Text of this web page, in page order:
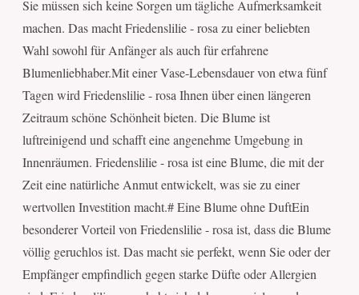
Sie müssen sich keine Sorgen um tägliche Aufmerksamkeit
machen. Das macht Friedenslilie - rosa zu einer beliebten
Wahl sowohl für Anfänger als auch für erfahrene
Blumenliebhaber.Mit einer Vase-Lebensdauer von etwa fünf
Tagen wird Friedenslilie - rosa Ihnen über einen längeren
Zeitraum schöne Schönheit bieten. Die Blume ist
luftreinigend und schafft eine angenehme Umgebung in
Innenräumen. Friedenslilie - rosa ist eine Blume, die mit der
Zeit eine natürliche Anmut entwickelt, was sie zu einer
wertvollen Investition macht.# Eine Blume ohne DuftEin
besonderer Vorteil von Friedenslilie - rosa ist, dass die Blume
völlig geruchlos ist. Das macht sie perfekt, wenn Sie oder der
Empfänger empfindlich gegen starke Düfte oder Allergien